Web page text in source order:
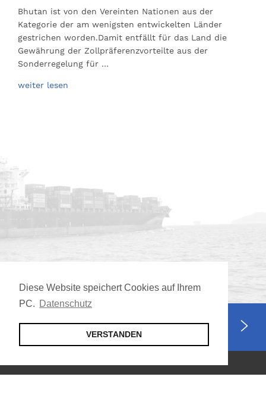
Diese Website speichert Cookies auf Ihrem
PC. Datenschutz
VERSTANDEN
Bhutan ist von den Vereinten Nationen aus der
Kategorie der am wenigsten entwickelten Länder
gestrichen worden.Damit entfällt für das Land die
Gewährung der Zollpräferenzvorteilte aus der
Sonderregelung für …
weiter lesen
Jetzt Mitglied werden